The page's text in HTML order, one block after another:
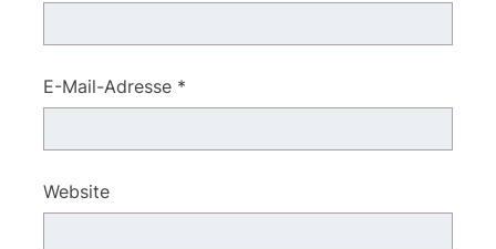
E-Mail-Adresse *
Website